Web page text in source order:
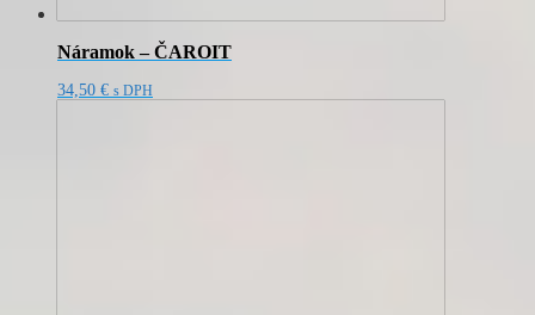
Náramok – ČAROIT
34,50 € s DPH